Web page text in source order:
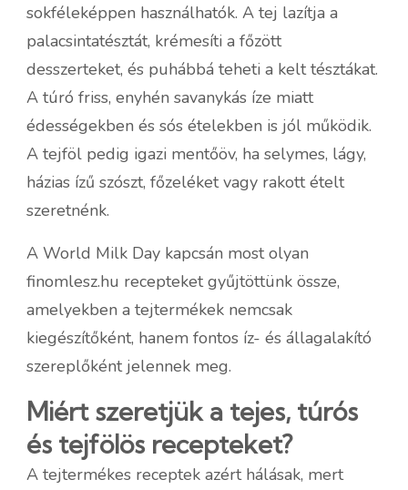
sokféleképpen használhatók. A tej lazítja a
palacsintatésztát, krémesíti a főzött
desszerteket, és puhábbá teheti a kelt tésztákat.
A túró friss, enyhén savanykás íze miatt
édességekben és sós ételekben is jól működik.
A tejföl pedig igazi mentőöv, ha selymes, lágy,
házias ízű szószt, főzeléket vagy rakott ételt
szeretnénk.
A World Milk Day kapcsán most olyan
finomlesz.hu recepteket gyűjtöttünk össze,
amelyekben a tejtermékek nemcsak
kiegészítőként, hanem fontos íz- és állagalakító
szereplőként jelennek meg.
Miért szeretjük a tejes, túrós
és tejfölös recepteket?
A tejtermékes receptek azért hálásak, mert